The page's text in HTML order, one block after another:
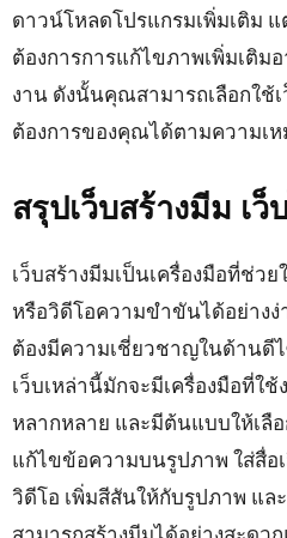
ดาวน์โหลดโปรแกรมเพิ่มเติม
ต้องการการแก้ไขภาพเพิ่มเติม
งาน ดังนั้นคุณสามารถเลือกใช้
ต้องการของคุณได้ตามความเ
สรุปเว็บสร้างมีม เว็
เว็บสร้างมีมเป็นเครื่องมือที่ช่ว
หรือวิดีโอความขำขันได้อย่างง่
ต้องมีความเชี่ยวชาญในด้านดี
เว็บเหล่านี้มักจะมีเครื่องมือที่ใ
หลากหลาย และมีต้นแบบให้เลื
แก้ไขข้อความบนรูปภาพ ใส่สื่อ
วิดีโอ เพิ่มสีสันให้กับรูปภาพ แล